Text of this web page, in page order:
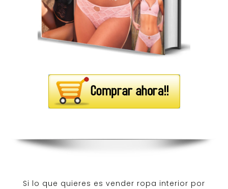
Si lo que quieres es vender ropa interior por